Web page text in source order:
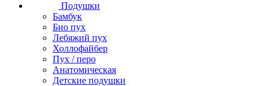
Подушки
Бамбук
Био пух
Лебяжий пух
Холлофайбер
Пух / перо
Анатомическая
Детские подушки